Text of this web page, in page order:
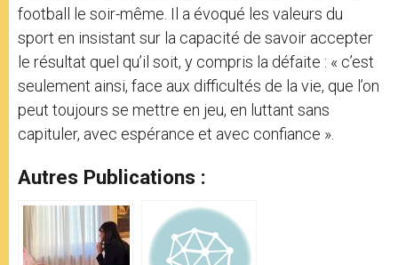
football le soir-même. Il a évoqué les valeurs du
sport en insistant sur la capacité de savoir accepter
le résultat quel qu’il soit, y compris la défaite : « c’est
seulement ainsi, face aux difficultés de la vie, que l’on
peut toujours se mettre en jeu, en luttant sans
capituler, avec espérance et avec confiance ».
Autres Publications :